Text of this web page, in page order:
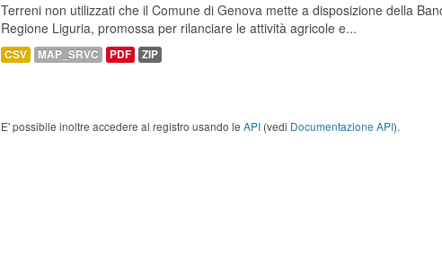
Terreni non utilizzati che il Comune di Genova mette a disposizione della
Regione Liguria, promossa per rilanciare le attività agricole e...
CSV MAP_SRVC PDF ZIP
E' possibile inoltre accedere al registro usando le API (vedi Documentazione API).